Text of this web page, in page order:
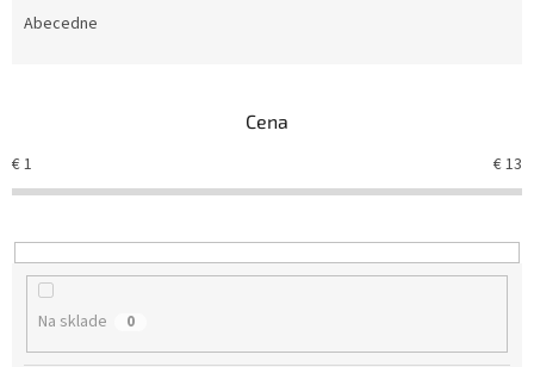
r
o
u
k
Abecedne
Cena
€1 €13
Na sklade 0